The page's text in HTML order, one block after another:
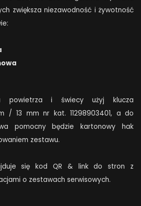
zwiększa niezawodność i żywotność
powietrza i świecy użyj klucza
/ 13 mm nr kat. 11298903401, a do
pomocny będzie kartonowy hak
zestawu.
się kod QR & link do stron z
o zestawach serwisowych.